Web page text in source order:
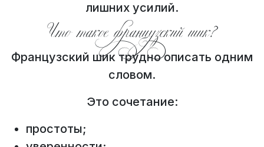
лишних усилий.
Что такое французский шик?
Французский шик трудно описать одним
словом.
Это сочетание:
простоты;